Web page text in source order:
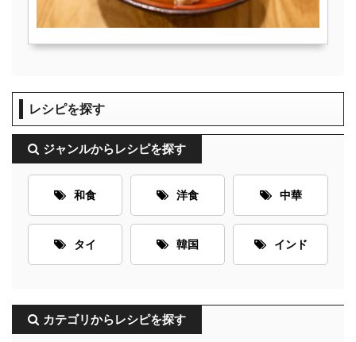
レシピを探す
ジャンルからレシピを探す
和食 洋食 中華
タイ 韓国 インド
カテゴリからレシピを探す